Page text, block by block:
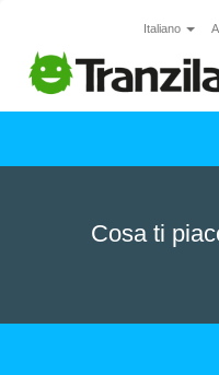
Italiano
Cosa ti